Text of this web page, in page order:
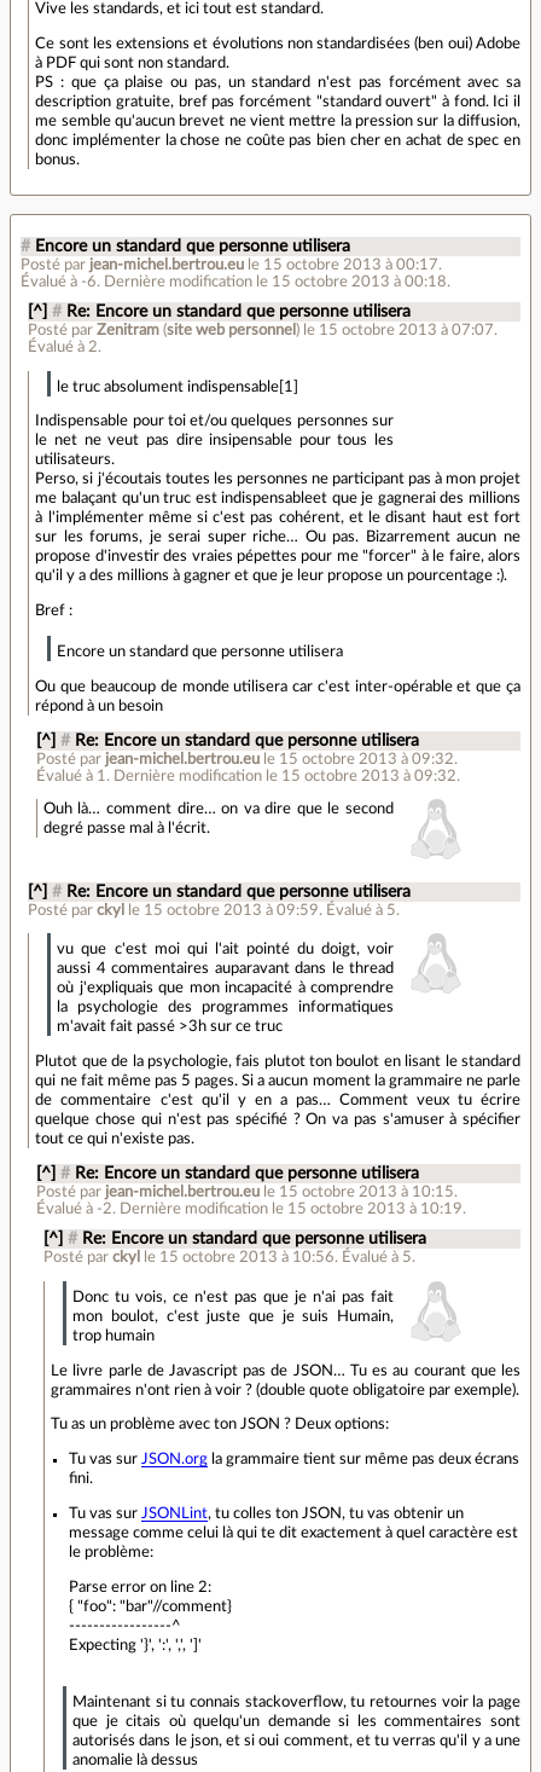
Vive les standards, et ici tout est standard.
Ce sont les extensions et évolutions non standardisées (ben oui) Adobe
à PDF qui sont non standard.
PS : que ça plaise ou pas, un standard n'est pas forcément avec sa
description gratuite, bref pas forcément "standard ouvert" à fond. Ici il
me semble qu'aucun brevet ne vient mettre la pression sur la diffusion,
donc implémenter la chose ne coûte pas bien cher en achat de spec en
bonus.
# Encore un standard que personne utilisera
Posté par jean-michel.bertrou.eu le 15 octobre 2013 à 00:17.
Évalué à -6. Dernière modification le 15 octobre 2013 à 00:18.
[^] # Re: Encore un standard que personne utilisera
Posté parZenitram (site web personnel ) le 15 octobre 2013 à 07:07.
Évalué à 2.
le truc absolument indispensable[1]
Indispensable pour toi et/ou quelques personnes sur
le net ne veut pas dire insipensable pour tous les
utilisateurs.
Perso, si j'écoutais toutes les personnes ne participant pas à mon projet
me balaçant qu'un truc est indispensableet que je gagnerai des millions
à l'implémenter même si c'est pas cohérent, et le disant haut est fort
sur les forums, je serai super riche… Ou pas. Bizarrement aucun ne
propose d'investir des vraies pépettes pour me "forcer" à le faire, alors
qu'il y a des millions à gagner et que je leur propose un pourcentage :).
Bref :
Encore un standard que personne utilisera
Ou que beaucoup de monde utilisera car c'est inter-opérable et que ça
répond à un besoin
[^] # Re: Encore un standard que personne utilisera
Posté par jean-michel.bertrou.eu le 15 octobre 2013 à 09:32.
Évalué à 1 . Dernière modification le 15 octobre 2013 à 09:32.
Ouh là… comment dire… on va dire que le second
degré passe mal à l'écrit.
[^] # Re: Encore un standard que personne utilisera
Posté parckyl le 15 octobre 2013 à 09:59. Évalué à 5.
vu que c'est moi qui l'ait pointé du doigt, voir
aussi 4 commentaires auparavant dans le thread
où j'expliquais que mon incapacité à comprendre
la psychologie des programmes informatiques
m'avait fait passé >3h sur ce truc
Plutot que de la psychologie, fais plutot ton boulot en lisant le standard
qui ne fait même pas 5 pages. Si a aucun moment la grammaire ne parle
de commentaire c'est qu'il y en a pas… Comment veux tu écrire
quelque chose qui n'est pas spécifié ? On va pas s'amuser à spécifier
tout ce qui n'existe pas.
[^] # Re: Encore un standard que personne utilisera
Posté par jean-michel.bertrou.eu le 15 octobre 2013 à 10:15.
Évalué à -2. Dernière modification le 15 octobre 2013 à 10:19.
[^] # Re: Encore un standard que personne utilisera
Posté parckyl le 15 octobre 2013 à 10:56. Évalué à 5.
Donc tu vois, ce n'est pas que je n'ai pas fait
mon boulot, c'est juste que je suis Humain,
trop humain
Le livre parle de Javascript pas de JSON… Tu es au courant que les
grammaires n'ont rien à voir ? (double quote obligatoire par exemple).
Tu as un problème avec ton JSON ? Deux options:
Tu vas sur JSON.org la grammaire tient sur même pas deux écrans
fini.
Tu vas sur JSONLint, tu colles ton JSON, tu vas obtenir un
message comme celui là qui te dit exactement à quel caractère est
le problème:
Parse error on line 2:
{ "foo": "bar"//comment}
-----------------^
Expecting '}', ':', ',', ']'
Maintenant si tu connais stackoverflow, tu retournes voir la page
que je citais où quelqu'un demande si les commentaires sont
autorisés dans le json, et si oui comment, et tu verras qu'il y a une
anomalie là dessus